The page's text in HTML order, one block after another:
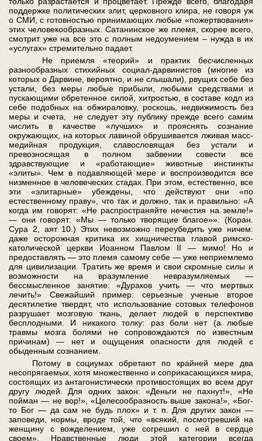
поддержке политических элит, церковного клира, не говоря уж
о СМИ, с готовностью принимающих любые «пожертвования»
этих человекообразных. Сатанинское же племя, скорее всего,
смотрит уже на все это с полным недоумением – нужда в их
«услугах» стремительно падает.
Не приемля «теорий» и практик бесчисленных
разнообразных стихийных социал-дарвинистов (многие из
которых о Дарвине, вероятно, и не слышали), рвущих себе без
устали, без меры любые прибыли, любыми средствами и
пускающими обретенное силой, хитростью, в составе кодл из
себе подобных на обжираловку, роскошь, недвижимость без
меры и счета, не следует эту публику прежде всего самим
числить в качестве «лучших» и прояснять сознание
окружающих, на которых лавиной обрушивается лживая масс-
медийная продукция, славословящая без устали и
превозносящая в полном забвении совести все
здравствующие и «работающие» животные инстинкты
«элиты». Чем в подавляющей мере и воспроизводится все
низменное в человеческих стадах. При этом, естественно, все
эти «элитарные» убеждены, что действуют они «по
естественному праву», что так и должно, так и правильно: «А
когда им говорят: «Не распространяйте нечестия на земле!»
— они говорят: «Мы — только творящие благое»». (Коран.
Сура 2, аят 10.) Этих невозможно переубедить уже ничем:
даже осторожная критика их хищничества главой римско-
католической церкви Иоанном Павлом II — мимо! Но и
предоставлять — это племя самому себе — уже неприемлемо
для цивилизации. Тратить же время и свои скромные силы и
возможности на вразумление невразумляемых —
бессмысленное занятие: «Дураков учить — что мертвых
лечить!» Свежайший пример: серьезные ученые второе
десятилетие твердят, что использование сотовых телефонов
разрушает мозговую ткань, делает людей в перспективе
бесплодными. И никакого толку: раз боли нет (а любые
травмы мозга болями не сопровождаются по известным
причинам) — нет и ощущения опасности для людей с
обыденным сознанием.
Потому в социумах обретают по крайней мере два
несопрягаемых, хотя множественно и соприкасающихся мира,
состоящих из антагонистически противостоящих во всем друг
другу людей. Для одних закон: «Деньги не пахнут!», «Не
пойман — не вор!», «Целесообразность выше закона!», «Бог-
то Бог — да сам не будь плох» и т. п. Для других закон —
заповеди, нормы, вроде той, что «всякий, посмотревший на
женщину с вожделением, уже согрешил с ней в сердце
своем». Нравственные люди этой категории всегда